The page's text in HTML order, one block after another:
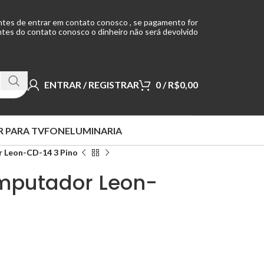
de entrar em contato conosco , se pagamento for
do contato conosco o dinheiro não será devolvido
ENTRAR / REGISTRAR 0 / R$0,00
PARA TVFONELUMINARIA
CD-14 3 Pino
Leon-